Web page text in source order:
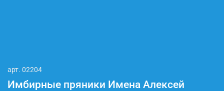
арт. 02204
Имбирные пряники Имена Алексей